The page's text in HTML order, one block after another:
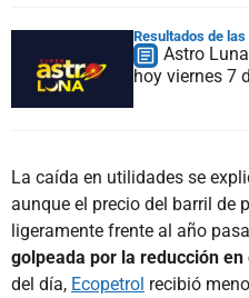
Resultados de
Astro
hoy viernes 7
La caída en utilidades se
aunque el precio del barril de
ligeramente frente al año
golpeada por la reducción
del día, Ecopetrol recibió